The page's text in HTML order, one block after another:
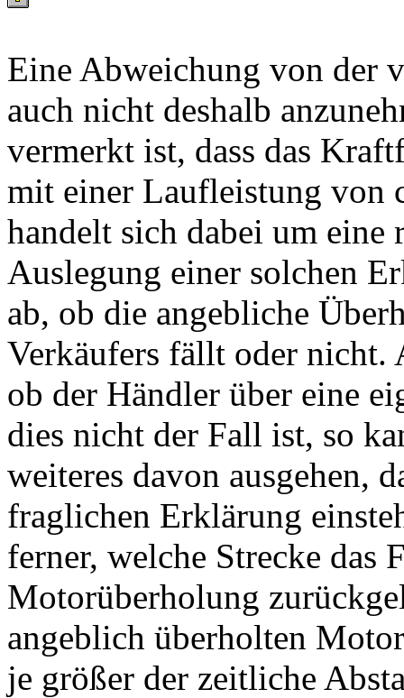
Eine Abweichung von der
auch nicht deshalb
vermerkt ist, dass das
mit einer Laufleistung von
handelt sich dabei um eine
Auslegung einer solchen
ab, ob die angebliche
Verkäufers fällt oder nicht.
ob der Händler über eine
dies nicht der Fall ist, so
weiteres davon ausgehen,
fraglichen Erklärung
ferner, welche Strecke das
Motorüberholung
angeblich überholten
je größer der zeitliche